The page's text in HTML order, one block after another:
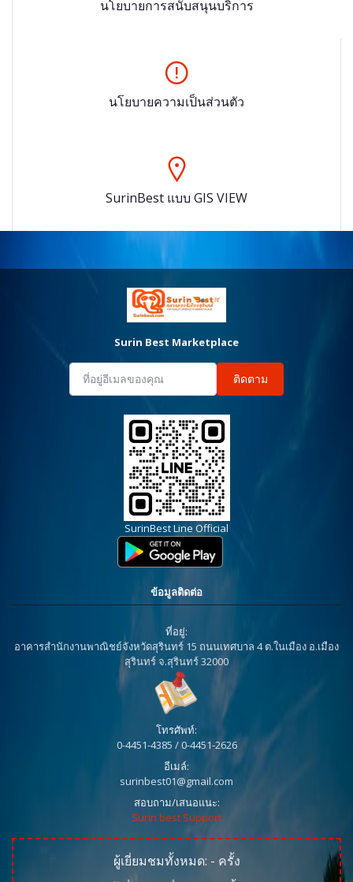
นโยบายการสนับสนุนบริการ
นโยบายความเป็นส่วนตัว
SurinBest แบบ GIS VIEW
Surin Best Marketplace
ติดตาม
SurinBest Line Official
ข้อมูลติดต่อ
ที่อยู่:
อาคารสำนักงานพาณิชย์จังหวัดสุรินทร์ 15 ถนนเทศบาล 4 ต.ในเมือง อ.เมือง
สุรินทร์ จ.สุรินทร์ 32000
โทรศัพท์:
0-4451-4385 / 0-4451-2626
อีเมล์:
surinbest01@gmail.com
สอบถาม/เสนอแนะ:
Surin best Support
ผู้เยี่ยมชมทั้งหมด: - ครั้ง